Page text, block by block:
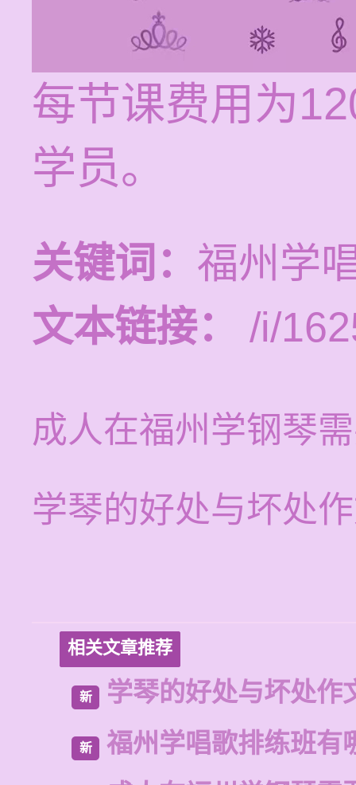
每节课费用为
学员。
关键词： 福州学
文本链接：
/i/
成人在福州学钢琴
学琴的好处与坏处
相关文章推荐
新 学琴的好处与坏处作
新
福州学唱歌排练班有